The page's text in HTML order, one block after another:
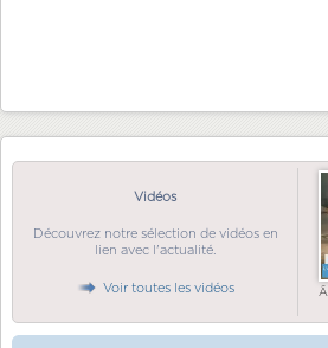
Vidéos
Découvrez notre sélection de vidéos en
lien avec l'actualité.
Voir toutes les vidéos